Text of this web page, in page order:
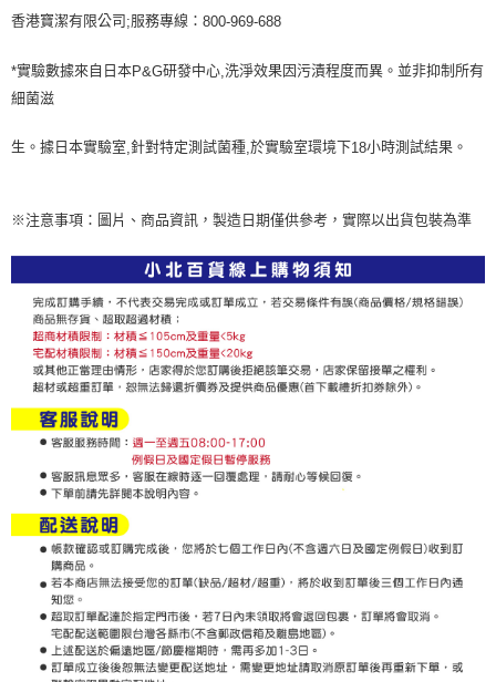
香港寶潔有限公司 ;服務專線： 800-969-688
*實驗數據來自日本P&G研發中心 洗淨效果因污漬程度而異。並非抑制所有
細菌滋
生。據日本實驗室,針對特定測試菌種,於實驗室環境下18小時測試結果。
※注意事項：圖片、商品資訊，製造日期僅供參考，實際以出貨包裝為準